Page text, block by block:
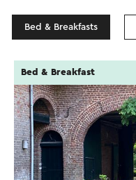
Bed & Breakfasts
Bed & Breakfast